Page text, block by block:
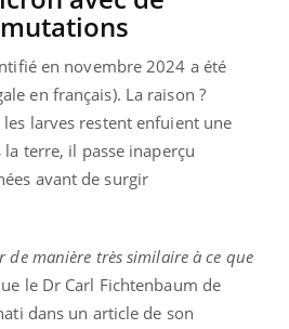
en novembre 2024 a été
en français). La raison ?
les larves restent enfuient une
terre, il passe inaperçu
avant de surgir
de manière très similaire à ce que
le Dr Carl Fichtenbaum de
dans un article de son